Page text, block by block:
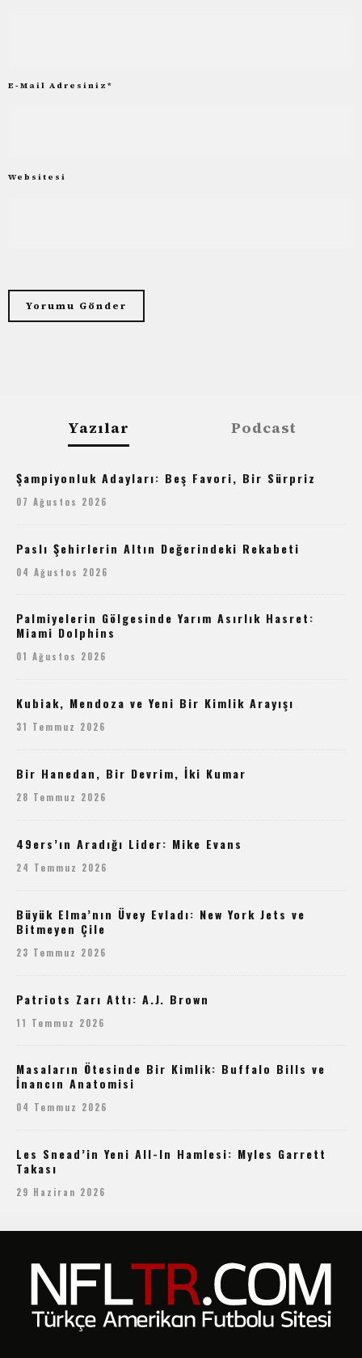
E-Mail Adresiniz *
Websitesi
Yazılar Podcast
Şampiyonluk Adayları: Beş Favori, Bir Sürpriz
07 Ağustos 2026
Paslı Şehirlerin Altın Değerindeki Rekabeti
04 Ağustos 2026
Palmiyelerin Gölgesinde Yarım Asırlık Hasret:
Miami Dolphins
01 Ağustos 2026
Kubiak, Mendoza ve Yeni Bir Kimlik Arayışı
31 Temmuz 2026
Bir Hanedan, Bir Devrim, İki Kumar
28 Temmuz 2026
49ers’ın Aradığı Lider: Mike Evans
24 Temmuz 2026
Büyük Elma’nın Üvey Evladı: New York Jets ve
Bitmeyen Çile
23 Temmuz 2026
Patriots Zarı Attı: A.J. Brown
11 Temmuz 2026
Masaların Ötesinde Bir Kimlik: Buffalo Bills ve
İnancın Anatomisi
04 Temmuz 2026
Les Snead’in Yeni All-In Hamlesi: Myles Garrett
Takası
29 Haziran 2026